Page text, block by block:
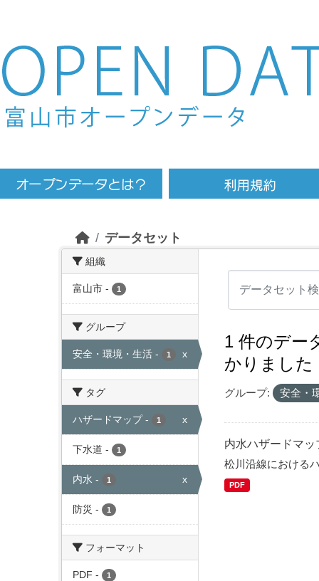
Skip to main content
データセット
組織
富山市 - 1
グループ
安全・環境・生活 - 1 x
タグ
ハザードマップ - 1 x
下水道 - 1
内水 - 1 x
防災 - 1
フォーマット
PDF - 1
1 件のデー
かりました
グループ: 安全・
内水ハザードマッ
松川沿線における
PDF